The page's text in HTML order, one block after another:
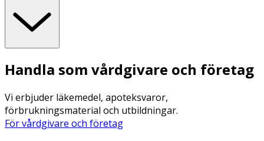
Handla som vårdgivare och företag
Vi erbjuder läkemedel, apoteksvaror,
förbrukningsmaterial och utbildningar.
För vårdgivare och företag